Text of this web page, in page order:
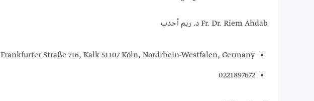
Fr. Dr. Riem Ahdab د. ريم أحدب
Frankfurter Straße 716, Kalk 51107 Köln, Nordrhein-Westfalen, Germany
0221897672